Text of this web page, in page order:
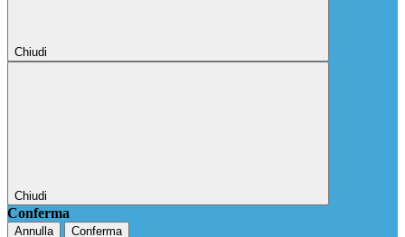
Chiudi
Chiudi
Conferma
Annulla Conferma